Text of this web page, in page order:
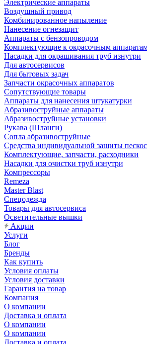
Электрические аппараты
Воздушный привод
Комбинированное напыление
Нанесение огнезащит
Аппараты с бензопроводом
Комплектующие к окрасочным
Насадки для окрашивания труб изнутри
Для автосервисов
Для бытовых задач
Запчасти окрасочных аппаратов
Сопутствующие товары
Аппараты для нанесения штукатурки
Aбразивоструйные аппараты
Абразивоструйные установки
Рукава (Шланги)
Сопла абразивоструйные
Средства индивидуальной защиты
Комплектующие, запчасти, расходники
Насадки для очистки труб изнутри
Компрессоры
Remeza
Master Blast
Спецодежда
Товары для автосервиса
Осветительные вышки
Акции
Услуги
Блог
Бренды
Как купить
Условия оплаты
Условия доставки
Гарантия на товар
Компания
О компании
Доставка и оплата
О компании
О компании
Доставка и оплата